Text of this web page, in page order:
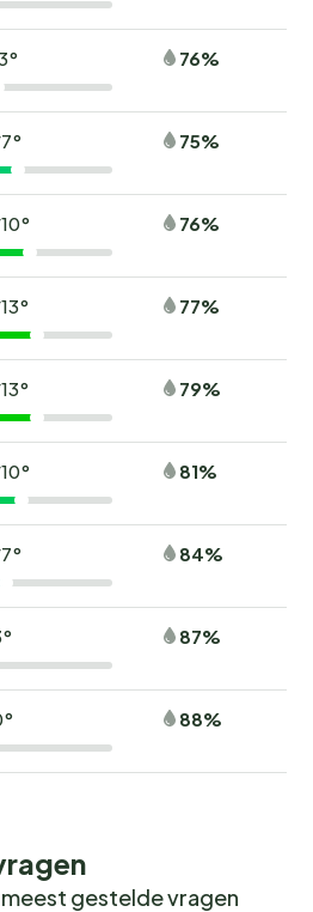
76%
75%
76%
77%
79%
81%
84%
87%
88%
gestelde vragen